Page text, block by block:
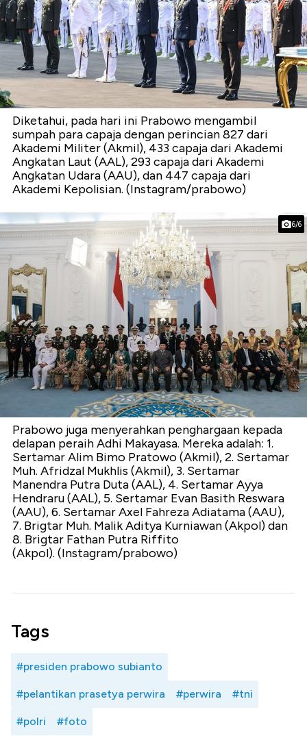
Diketahui, pada hari ini Prabowo mengambil
sumpah para capaja dengan perincian 827 dari
Akademi Militer (Akmil), 433 capaja dari Akademi
Angkatan Laut (AAL), 293 capaja dari Akademi
Angkatan Udara (AAU), dan 447 capaja dari
Akademi Kepolisian. (Instagram/prabowo)
6/6
Prabowo juga menyerahkan penghargaan kepada
delapan peraih Adhi Makayasa. Mereka adalah: 1.
Sertamar Alim Bimo Pratowo (Akmil), 2. Sertamar
Muh. Afridzal Mukhlis (Akmil), 3. Sertamar
Manendra Putra Duta (AAL), 4. Sertamar Ayya
Hendraru (AAL), 5. Sertamar Evan Basith Reswara
(AAU), 6. Sertamar Axel Fahreza Adiatama (AAU),
7. Brigtar Muh. Malik Aditya Kurniawan (Akpol) dan
8. Brigtar Fathan Putra Riffito
(Akpol). (Instagram/prabowo)
Tags
#presiden prabowo subianto
#pelantikan prasetya perwira #perwira #tni
#polri #foto